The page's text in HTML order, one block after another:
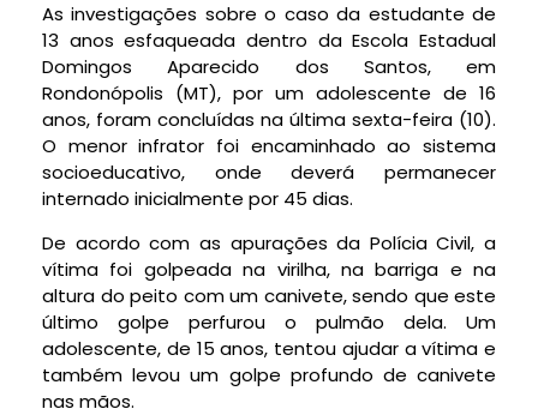
As investigações sobre o caso da estudante de
13 anos esfaqueada dentro da Escola Estadual
Domingos Aparecido dos Santos, em
Rondonópolis (MT), por um adolescente de 16
anos, foram concluídas na última sexta-feira (10).
O menor infrator foi encaminhado ao sistema
socioeducativo, onde deverá permanecer
internado inicialmente por 45 dias.
De acordo com as apurações da Polícia Civil, a
vítima foi golpeada na virilha, na barriga e na
altura do peito com um canivete, sendo que este
último golpe perfurou o pulmão dela. Um
adolescente, de 15 anos, tentou ajudar a vítima e
também levou um golpe profundo de canivete
nas mãos.